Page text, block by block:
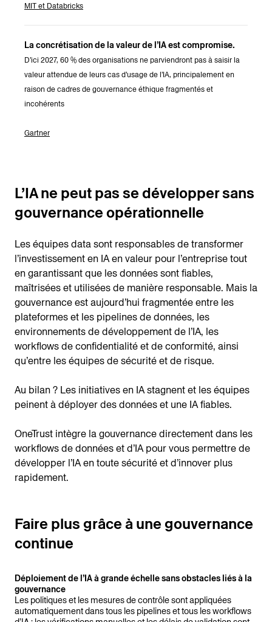
MIT et Databricks
La concrétisation de la valeur de l’IA est compromise.
D’ici 2027, 60 % des organisations ne parviendront pas à saisir la
valeur attendue de leurs cas d’usage de l’IA, principalement en
raison de cadres de gouvernance éthique fragmentés et
incohérents
Gartner
L’IA ne peut pas se développer sans
gouvernance opérationnelle
Les équipes data sont responsables de transformer
l’investissement en IA en valeur pour l’entreprise tout
en garantissant que les données sont fiables,
maîtrisées et utilisées de manière responsable. Mais la
gouvernance est aujourd’hui fragmentée entre les
plateformes et les pipelines de données, les
environnements de développement de l’IA, les
workflows de confidentialité et de conformité, ainsi
qu’entre les équipes de sécurité et de risque.
Au bilan ? Les initiatives en IA stagnent et les équipes
peinent à déployer des données et une IA fiables.
OneTrust intègre la gouvernance directement dans les
workflows de données et d’IA pour vous permettre de
développer l’IA en toute sécurité et d’innover plus
rapidement.
Faire plus grâce à une gouvernance
continue
Déploiement de l’IA à grande échelle sans obstacles liés à la
gouvernance
Les politiques et les mesures de contrôle sont appliquées
automatiquement dans tous les pipelines et tous les workflows